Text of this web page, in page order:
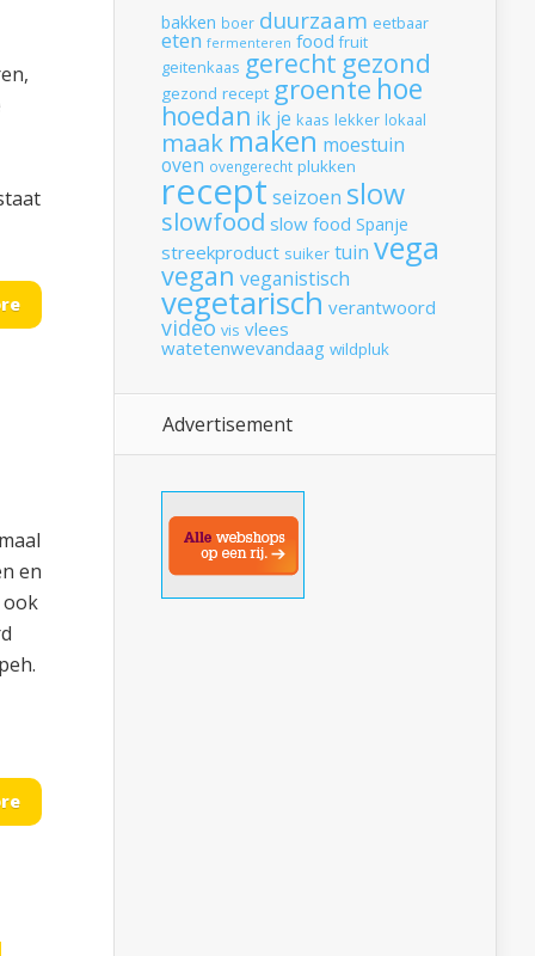
en
ook
bakken boer duurzaam eetbaar
eten fermenteren food fruit
geitenkaas gerecht gezond
gezond recept groente hoe
hoedan ik je kaas lekker lokaal
maak maken moestuin
oven ovengerecht plukken
recept seizoen slow
slowfood slow food Spanje
streekproduct suiker tuin vega
vegan veganistisch
vegetarisch verantwoord
video vis vlees
watetenwevandaag wildpluk
Advertisement